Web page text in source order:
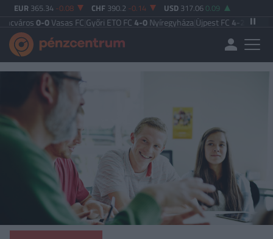
EUR 365.34 -0.08 CHF 390.2 -0.14 USD 317.06 0.09
Vasas FC|Győri ETO FC4-0Nyíregyháza|Újpest FC4-2Debreceni VSC